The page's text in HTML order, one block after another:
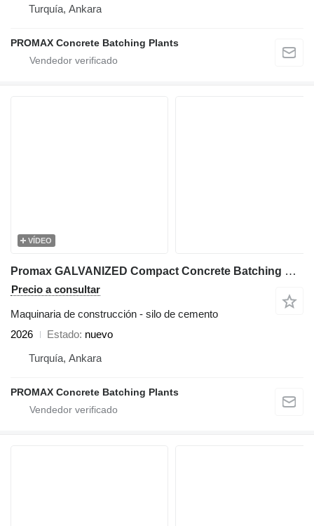
Turquía, Ankara
PROMAX Concrete Batching Plants
VÍDEO
Promax GALVANIZED Compact Concrete Batching Plant C120-TWN-LINE (120m3/
Precio a consultar
Maquinaria de construcción - silo de cemento
2026
Estado nuevo
Turquía, Ankara
PROMAX Concrete Batching Plants